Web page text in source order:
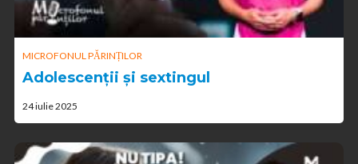
MICROFONUL PĂRINȚILOR
Adolescenții și sextingul
24 iulie 2025